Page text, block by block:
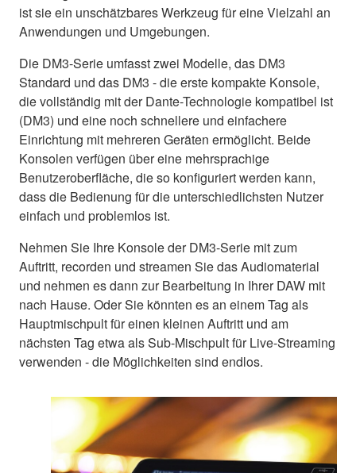
ist sie ein unschätzbares Werkzeug für eine Vielzahl an
Anwendungen und Umgebungen.
Die DM3-Serie umfasst zwei Modelle, das DM3
Standard und das DM3 - die erste kompakte Konsole,
die vollständig mit der Dante-Technologie kompatibel ist
(DM3) und eine noch schnellere und einfachere
Einrichtung mit mehreren Geräten ermöglicht. Beide
Konsolen verfügen über eine mehrsprachige
Benutzeroberfläche, die so konfiguriert werden kann,
dass die Bedienung für die unterschiedlichsten Nutzer
einfach und problemlos ist.
Nehmen Sie Ihre Konsole der DM3-Serie mit zum
Auftritt, recorden und streamen Sie das Audiomaterial
und nehmen es dann zur Bearbeitung in Ihrer DAW mit
nach Hause. Oder Sie könnten es an einem Tag als
Hauptmischpult für einen kleinen Auftritt und am
nächsten Tag etwa als Sub-Mischpult für Live-Streaming
verwenden - die Möglichkeiten sind endlos.